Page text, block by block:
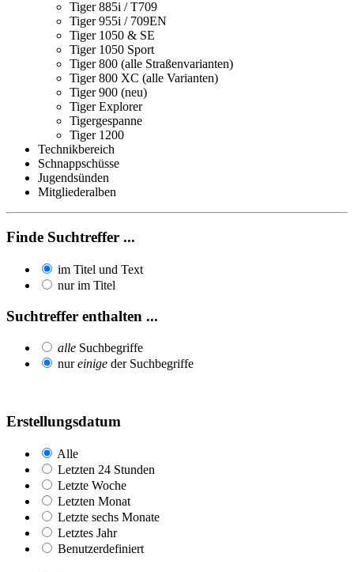
Tiger 885i / T709
Tiger 955i / 709EN
Tiger 1050 & SE
Tiger 1050 Sport
Tiger 800 (alle Straßenvarianten)
Tiger 800 XC (alle Varianten)
Tiger 900 (neu)
Tiger Explorer
Tigergespanne
Tiger 1200
Technikbereich
Schnappschüsse
Jugendsünden
Mitgliederalben
Finde Suchtreffer ...
im Titel und Text
nur im Titel
Suchtreffer enthalten ...
alle Suchbegriffe
nureinige der Suchbegriffe
Erstellungsdatum
Alle
Letzten 24 Stunden
Letzte Woche
Letzten Monat
Letzte sechs Monate
Letztes Jahr
Benutzerdefiniert